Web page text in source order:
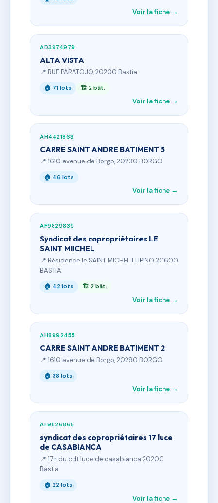
Voir la fiche →
AD3974979
ALTA VISTA
📍 RUE PARATOJO, 20200 Bastia
🏠 71 lots 🏗 2 bât.
Voir la fiche →
AH4421863
CARRE SAINT ANDRE BATIMENT 5
📍 1610 avenue de Borgo, 20290 BORGO
🏠 46 lots
Voir la fiche →
AF9829839
Syndicat des copropriétaires LE
SAINT MIICHEL
📍 Résidence le SAINT MICHEL LUPINO 20600
BASTIA
🏠 42 lots 🏗 2 bât.
Voir la fiche →
AH8992455
CARRE SAINT ANDRE BATIMENT 2
📍 1610 avenue de Borgo, 20290 BORGO
🏠 38 lots
Voir la fiche →
AF9826868
syndicat des copropriétaires 17 luce
de CASABIANCA
📍 17 r du cdt luce de casabianca 20200
Bastia
🏠 22 lots
Voir la fiche →